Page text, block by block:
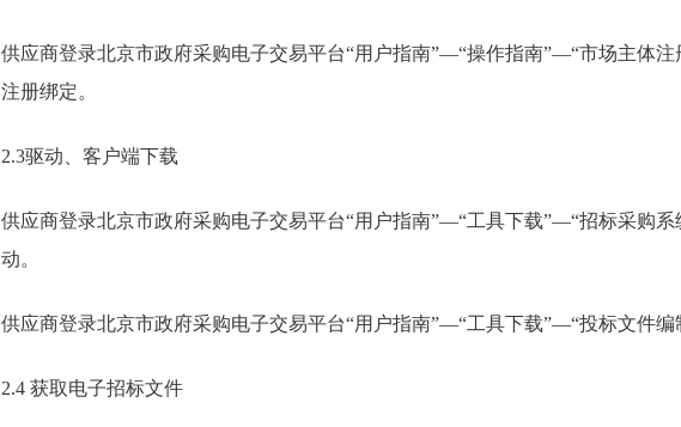
供应商登录北京市政府采购电子交易平台“用户指南”—“操作指南”—“市场主体注
注册绑定。
2.3驱动、客户端下载
供应商登录北京市政府采购电子交易平台“用户指南”—“工具下载”—“招标采购
动。
供应商登录北京市政府采购电子交易平台“用户指南”—“工具下载”—“投标文件编
2.4 获取电子招标文件